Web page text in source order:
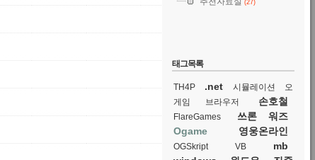
(27)
태그목록
TH4P .net 시뮬레이션
오
게임 브라우저
손호철
FlareGames
쓰론 워즈
Ogame
영웅온라인
OGSkript VB
mb